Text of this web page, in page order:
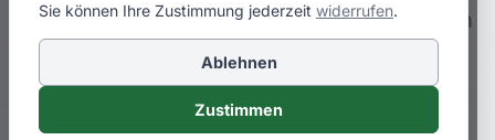
Dr. Pero Mićić geht im Gespräch mit Simon
Räbsamen (VBZ) und Enno Däneke (FMG)
der Frage nach, wie sich die
Verkehrsbetriebe Zürich erfolgreich auf
Sie können Ihre Zustimmung jederzeit widerrufen.
Ablehnen
Zustimmen